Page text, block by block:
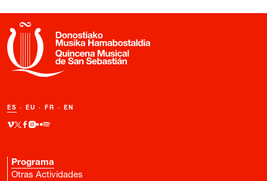
ES · EU · FR · EN
Programa
Otras Actividades